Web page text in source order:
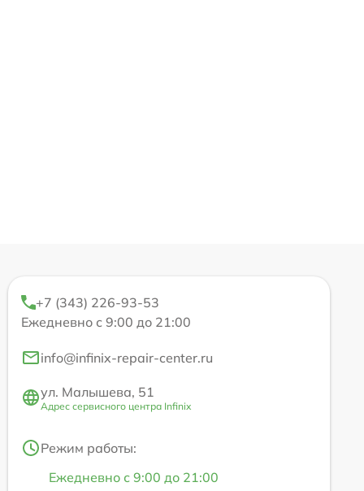
+7 (343) 226-93-53
Ежедневно с 9:00 до 21:00
info@infinix-repair-center.ru
ул. Малышева, 51
Адрес сервисного центра Infinix
Режим работы:
Ежедневно с 9:00 до 21:00